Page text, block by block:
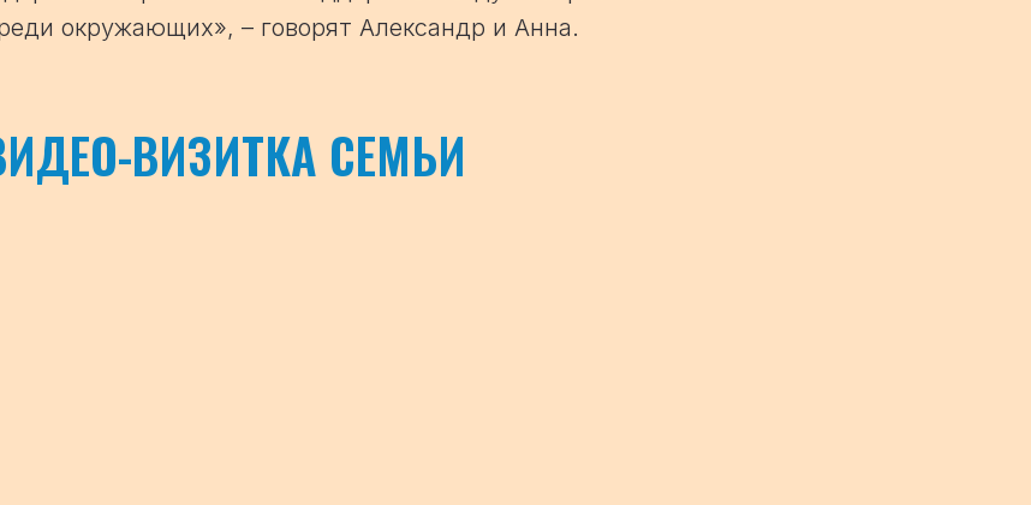
окружающих», – говорят Александр и Анна.
ВИЗИТКА СЕМЬИ